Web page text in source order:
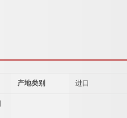
产地类别 进口